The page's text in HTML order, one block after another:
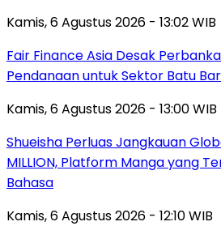
Kamis, 6 Agustus 2026 - 13:02 WIB
Fair Finance Asia Desak
Pendanaan untuk Sektor Batu
Kamis, 6 Agustus 2026 - 13:00 WIB
Shueisha Perluas Jangkauan
MILLION, Platform Manga yang
Bahasa
Kamis, 6 Agustus 2026 - 12:10 WIB